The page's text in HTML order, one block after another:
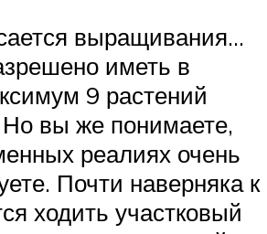
выращивания…
иметь в
9 растений
Но вы же понимаете,
реалиях очень
Почти наверняка к
ходить участковый